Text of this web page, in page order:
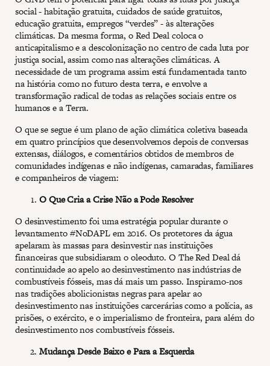
social - habitação gratuita, cuidados de saúde gratuitos,
educação gratuita, empregos “verdes” - às alterações
climáticas. Da mesma forma, o Red Deal coloca o
anticapitalismo e a descolonização no centro de cada luta por
justiça social, assim como nas alterações climáticas. A
necessidade de um programa assim está fundamentada tanto
na história como no futuro desta terra, e envolve a
transformação radical de todas as relações sociais entre os
humanos e a Terra.
O que se segue é um plano de ação climática coletiva baseada
em quatro princípios que desenvolvemos depois de conversas
extensas, diálogos, e comentários obtidos de membros de
comunidades indígenas e não indígenas, camaradas, familiares
e companheiros de viagem:
O Que Cria a Crise Não a Pode Resolver
O desinvestimento foi uma estratégia popular durante o
levantamento #NoDAPL em 2016. Os protetores da água
apelaram às massas para desinvestir nas instituições
financeiras que subsidiaram o oleoduto. O The Red Deal dá
continuidade ao apelo ao desinvestimento nas indústrias de
combustíveis fósseis, mas dá mais um passo. Inspiramo-nos
nas tradições abolicionistas negras para apelar ao
desinvestimento nas instituições carcerárias como a polícia, as
prisões, o exército, e o imperialismo de fronteira, para além do
desinvestimento nos combustíveis fósseis.
Mudança Desde Baixo e Para a Esquerda